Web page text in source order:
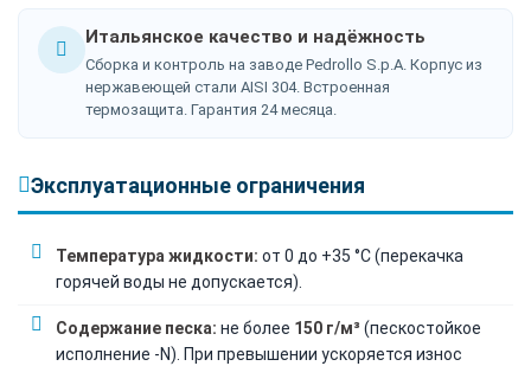
Итальянское качество и надёжность
Сборка и контроль на заводе Pedrollo S.p.A. Корпус из
нержавеющей стали AISI 304. Встроенная
термозащита. Гарантия 24 месяца.
Эксплуатационные ограничения
Температура жидкости: от 0 до +35 °C (перекачка
горячей воды не допускается).
Содержание песка: не более 150 г/м³ (пескостойкое
исполнение -N). При превышении ускоряется износ